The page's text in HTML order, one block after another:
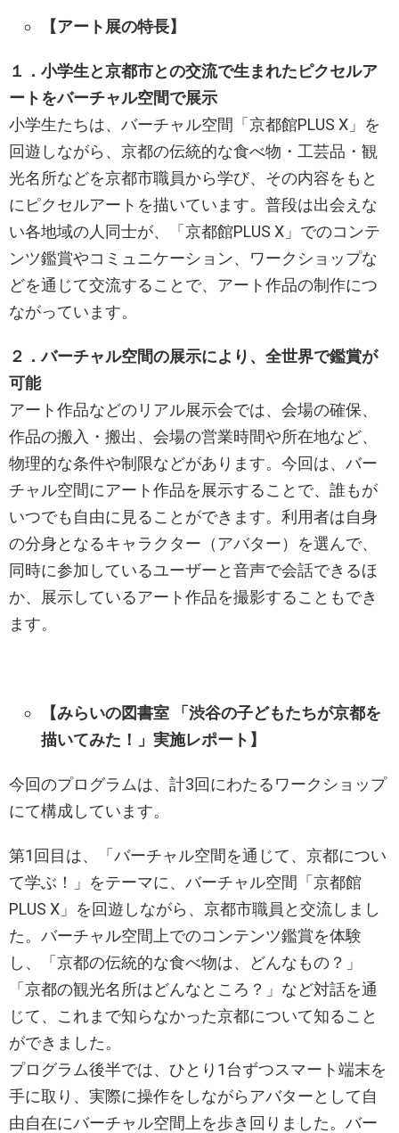
【アート展の特長】
１．小学生と京都市との交流で生まれたピクセルア
ートをバーチャル空間で展示
小学生たちは、バーチャル空間「京都館PLUS X」を
回遊しながら、京都の伝統的な食べ物・工芸品・観
光名所などを京都市職員から学び、その内容をもと
にピクセルアートを描いています。普段は出会えな
い各地域の人同士が、「京都館PLUS X」でのコンテ
ンツ鑑賞やコミュニケーション、ワークショップな
どを通じて交流することで、アート作品の制作につ
ながっています。
２．バーチャル空間の展示により、全世界で鑑賞が
可能
アート作品などのリアル展示会では、会場の確保、
作品の搬入・搬出、会場の営業時間や所在地など、
物理的な条件や制限などがあります。今回は、バー
チャル空間にアート作品を展示することで、誰もが
いつでも自由に見ることができます。利用者は自身
の分身となるキャラクター（アバター）を選んで、
同時に参加しているユーザーと音声で会話できるほ
か、展示しているアート作品を撮影することもでき
ます。
【みらいの図書室 「渋谷の子どもたちが京都を
描いてみた！」実施レポート】
今回のプログラムは、計3回にわたるワークショップ
にて構成しています。
第1回目は、「バーチャル空間を通じて、京都につい
て学ぶ！」をテーマに、バーチャル空間「京都館
PLUS X」を回遊しながら、京都市職員と交流しまし
た。バーチャル空間上でのコンテンツ鑑賞を体験
し、「京都の伝統的な食べ物は、どんなもの？」
「京都の観光名所はどんなところ？」など対話を通
じて、これまで知らなかった京都について知ること
ができました。
プログラム後半では、ひとり1台ずつスマート端末を
手に取り、実際に操作をしながらアバターとして自
由自在にバーチャル空間上を歩き回りました。バー